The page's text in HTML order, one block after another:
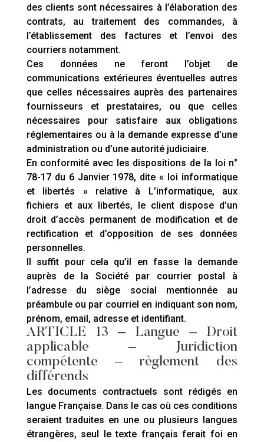
des clients sont nécessaires à l’élaboration des
contrats, au traitement des commandes, à
l’établissement des factures et l’envoi des
courriers notamment.
Ces données ne feront l’objet de
communications extérieures éventuelles autres
que celles nécessaires auprès des partenaires
fournisseurs et prestataires, ou que celles
nécessaires pour satisfaire aux obligations
réglementaires ou à la demande expresse d’une
administration ou d’une autorité judiciaire.
En conformité avec les dispositions de la loi n°
78-17 du 6 Janvier 1978, dite « loi informatique
et libertés » relative à L’informatique, aux
fichiers et aux libertés, le client dispose d’un
droit d’accès permanent de modification et de
rectification et d’opposition de ses données
personnelles.
Il suffit pour cela qu’il en fasse la demande
auprès de la Société par courrier postal à
l’adresse du siège social mentionnée au
préambule ou par courriel en indiquant son nom,
prénom, email, adresse et identifiant.
ARTICLE 13 – Langue – Droit
applicable – Juridiction
compétente – règlement des
différends
Les documents contractuels sont rédigés en
langue Française. Dans le cas où ces conditions
seraient traduites en une ou plusieurs langues
étrangères, seul le texte français ferait foi en